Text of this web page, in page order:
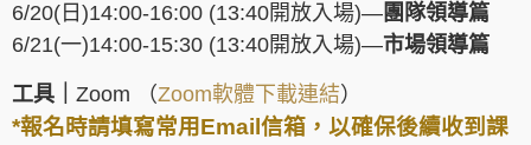
6/20(日)14:00-16:00 (13:40開放入場)—團隊領導篇
6/21(一)14:00-15:30 (13:40開放入場)—市場領導篇
工具｜ Zoom （Zoom軟體下載連結）
*報名時請填寫常用Email信箱，以確保後續收到課